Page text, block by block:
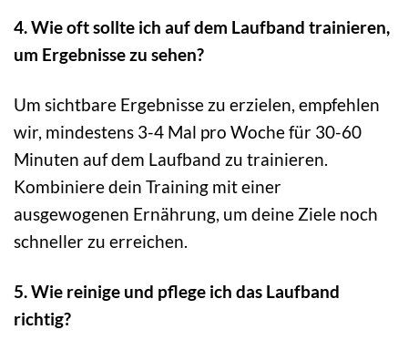
4. Wie oft sollte ich auf dem Laufband trainieren,
um Ergebnisse zu sehen?
Um sichtbare Ergebnisse zu erzielen, empfehlen
wir, mindestens 3-4 Mal pro Woche für 30-60
Minuten auf dem Laufband zu trainieren.
Kombiniere dein Training mit einer
ausgewogenen Ernährung, um deine Ziele noch
schneller zu erreichen.
5. Wie reinige und pflege ich das Laufband
richtig?